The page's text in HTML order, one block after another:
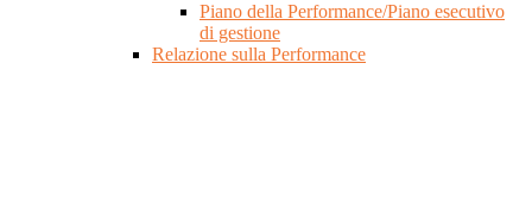
Piano della Performance/Piano esecutivo
di gestione
Relazione sulla Performance